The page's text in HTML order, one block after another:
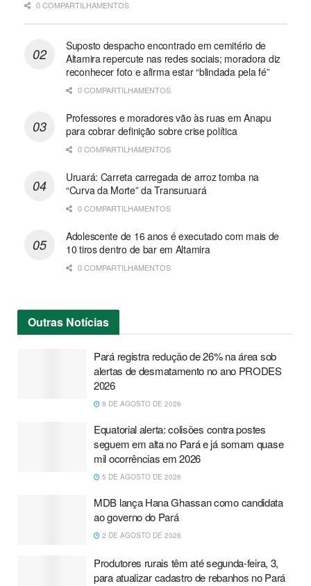
0 COMPARTILHAMENTOS
Suposto despacho encontrado em cemitério de
Altamira repercute nas redes sociais; moradora diz
reconhecer foto e afirma estar “blindada pela fé”
0 COMPARTILHAMENTOS
Professores e moradores vão às ruas em Anapu
para cobrar definição sobre crise política
0 COMPARTILHAMENTOS
Uruará: Carreta carregada de arroz tomba na
“Curva da Morte” da Transuruará
0 COMPARTILHAMENTOS
Adolescente de 16 anos é executado com mais de
10 tiros dentro de bar em Altamira
0 COMPARTILHAMENTOS
Outras Notícias
Pará registra redução de 26% na área sob
alertas de desmatamento no ano PRODES
2026
8 DE AGOSTO DE 2026
Equatorial alerta: colisões contra postes
seguem em alta no Pará e já somam quase
mil ocorrências em 2026
5 DE AGOSTO DE 2026
MDB lança Hana Ghassan como candidata
ao governo do Pará
2 DE AGOSTO DE 2026
Produtores rurais têm até segunda-feira, 3,
para atualizar cadastro de rebanhos no Pará